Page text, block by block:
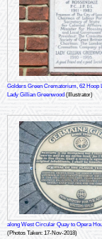
Golders Green Crematorium, 62 Hoop
Lady Gillian Greenwood (Illustrator)
along West Circular Quay to Opera
(Photos Taken: 17-Nov-2018)